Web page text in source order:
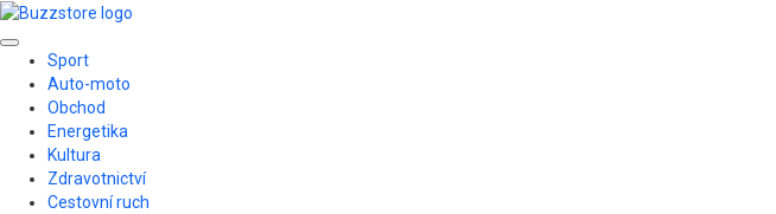
Skip
content
Primary
Menu
Sport
Auto-moto
Obchod
Energetika
Kultura
Zdravotnictví
Cestovní ruch